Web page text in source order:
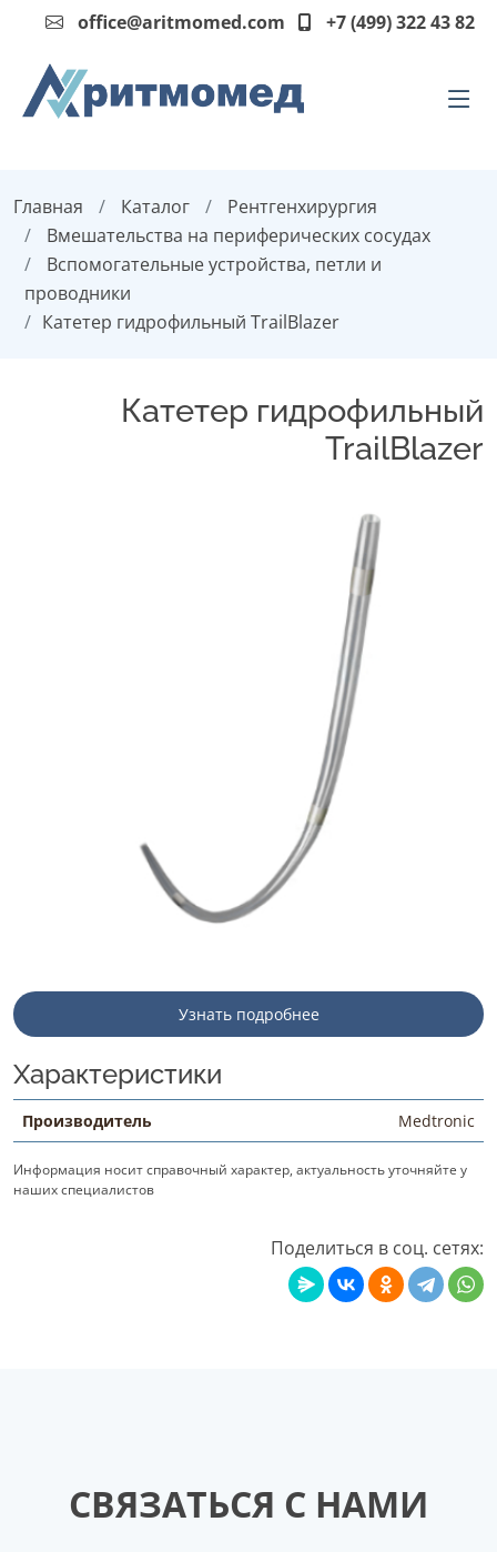
office@aritmomed.com +7 (499) 322 43 82
Главная Каталог
Рентгенхирургия
Вмешательства на периферических сосудах
Вспомогательные устройства, петли и
проводники
Катетер гидрофильный TrailBlazer
Катетер гидрофильный
TrailBlazer
Узнать подробнее
Характеристики
Производитель Medtronic
Информация носит справочный характер, актуальность уточняйте у
наших специалистов
Поделиться в соц. сетях:
СВЯЗАТЬСЯ С НАМИ